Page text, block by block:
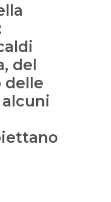
del
delle